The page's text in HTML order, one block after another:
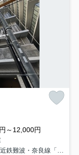
～12,000円
近鉄難波・奈良線「大阪上本町」駅 徒歩10分